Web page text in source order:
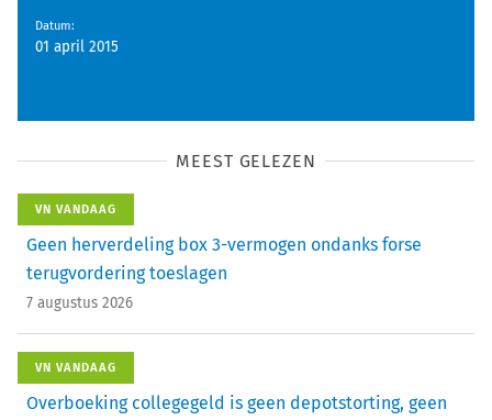
Datum:
01 april 2015
MEEST GELEZEN
VN VANDAAG
Geen herverdeling box 3-vermogen ondanks forse
terugvordering toeslagen
7 augustus 2026
VN VANDAAG
Overboeking collegegeld is geen depotstorting, geen